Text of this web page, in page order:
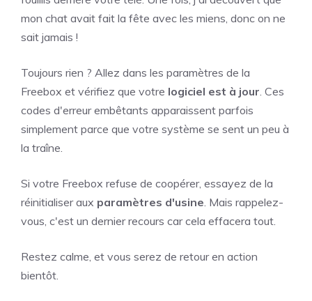
mon chat avait fait la fête avec les miens, donc on ne
sait jamais !
Toujours rien ? Allez dans les paramètres de la
Freebox et vérifiez que votre logiciel est à jour . Ces
codes d'erreur embêtants apparaissent parfois
simplement parce que votre système se sent un peu à
la traîne.
Si votre Freebox refuse de coopérer, essayez de la
réinitialiser aux paramètres d'usine . Mais rappelez-
vous, c'est un dernier recours car cela effacera tout.
Restez calme, et vous serez de retour en action
bientôt.